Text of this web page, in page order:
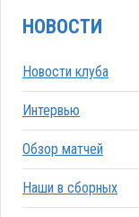
НОВОСТИ
Новости клуба
Интервью
Обзор матчей
Наши в сборных